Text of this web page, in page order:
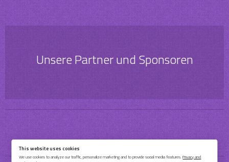
Unsere Partner und Sponsoren
This website uses cookies
We use cookies to analyze our traffic, personalize marketing and to provide social media features.Privacy and